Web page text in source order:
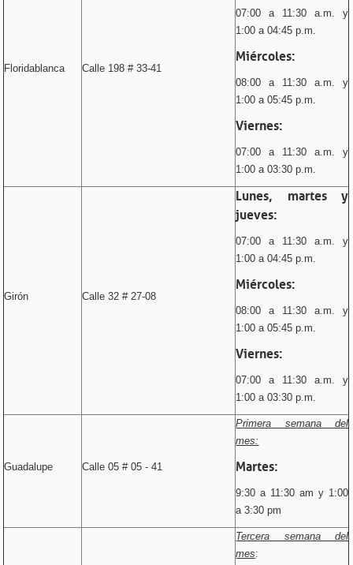
Floridablanca Calle 198 # 33-41
07:00 a 11:30 a.m. y
1:00 a 04:45 p.m.
Miércoles:
08:00 a 11:30 a.m. y
1:00 a 05:45 p.m.
Viernes:
07:00 a 11:30 a.m. y
1:00 a 03:30 p.m.
Girón Calle 32 # 27-08
Lunes, martes y
jueves:
07:00 a 11:30 a.m. y
1:00 a 04:45 p.m.
Miércoles:
08:00 a 11:30 a.m. y
1:00 a 05:45 p.m.
Viernes:
07:00 a 11:30 a.m. y
1:00 a 03:30 p.m.
Guadalupe Calle 05 # 05 - 41
Primera semana del
mes:
Martes:
9:30 a 11:30 am y 1:00
a 3:30 pm
Tercera semana del
mes: